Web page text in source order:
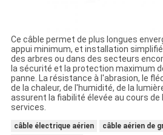
Ce câble permet de plus longues
appui minimum, et installation
des arbres ou dans des secteurs
la sécurité et la protection maximum
panne. La résistance à l'abrasion, le
de la chaleur, de l'humidité, de la
assurent la fiabilité élevée au cours de
services.
câble électrique aérien
câble aérien de